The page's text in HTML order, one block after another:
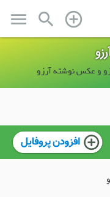
add_circle_outline
search
menu
و عکس نوشته آرزو